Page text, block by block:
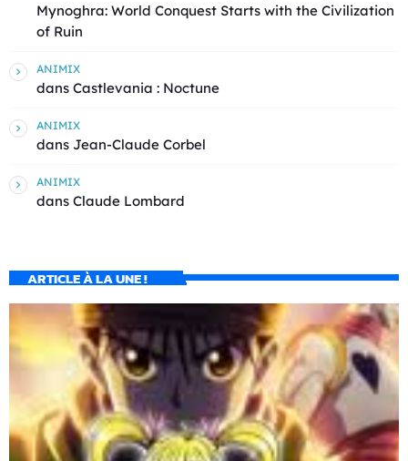
Mynoghra: World Conquest Starts with the Civilization
of Ruin
ANIMIX
dans Castlevania : Noctune
ANIMIX
dans Jean-Claude Corbel
ANIMIX
dans Claude Lombard
ARTICLE À LA UNE !